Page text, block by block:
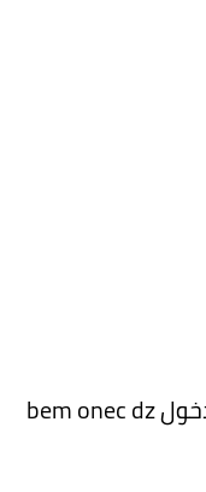
وزارة التربية الوطنية : تسجيل الدخول bem onec dz